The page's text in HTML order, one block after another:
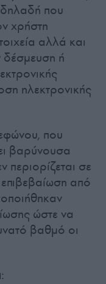
που
χρήστη
αλλά και
ή
ηλεκτρονικής
που
βαρύνουσα
σε
από
ώστε να
βαθμό οι
: